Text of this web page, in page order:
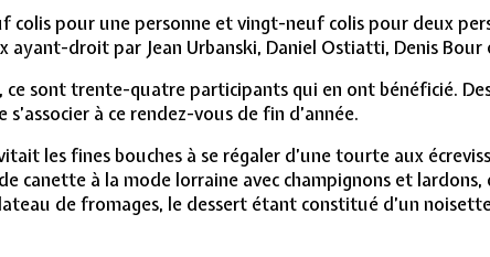
colis pour une personne et vingt-neuf colis pour deux
ayant-droit par Jean Urbanski, Daniel Ostiatti, Denis Bour
ce sont trente-quatre participants qui en ont bénéficié.
de s’associer à ce rendez-vous de fin
les fines bouches à se régaler d’une tourte aux
canette à la mode lorraine avec champignons et
de fromages, le dessert étant constitué d’un